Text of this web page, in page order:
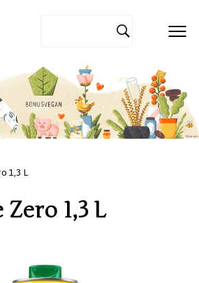
1,3 L
1,3 L